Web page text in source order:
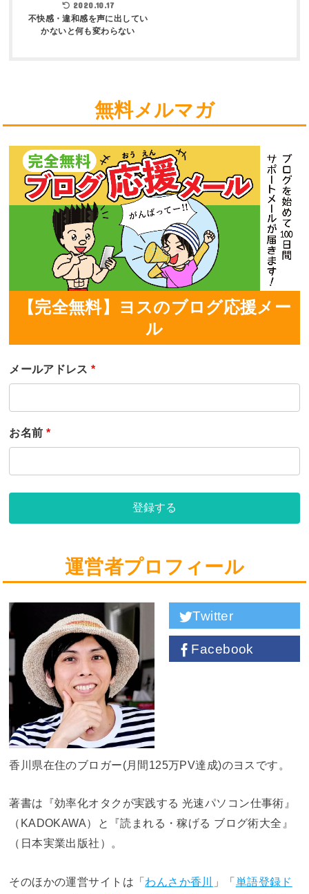
2020.10.17
不快感・違和感を声に出してい
かないと何も変わらない
無料メルマガ
【完全無料】ヨスのブログ応援メー
ル
メールアドレス *
お名前 *
登録する
運営者プロフィール
Twitter
Facebook
香川県在住のブロガー(月間125万PV達成)のヨスです。
著書は『効率化オタクが実践する 光速パソコン仕事術』
（KADOKAWA）と『読まれる・稼げる ブログ術大全』
（日本実業出版社）。
そのほかの運営サイトは「わんさか香川 」「 単語登録ド